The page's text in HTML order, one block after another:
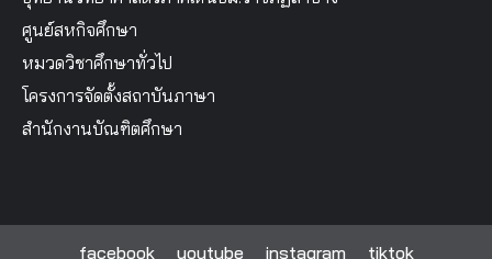
ศูนย์สหกิจศึกษา
หมวดวิชาศึกษาทั่วไป
โครงการจัดตั้งสถาบันภาษา
สำนักงานบัณฑิตศึกษา
facebook youtube instagram tiktok